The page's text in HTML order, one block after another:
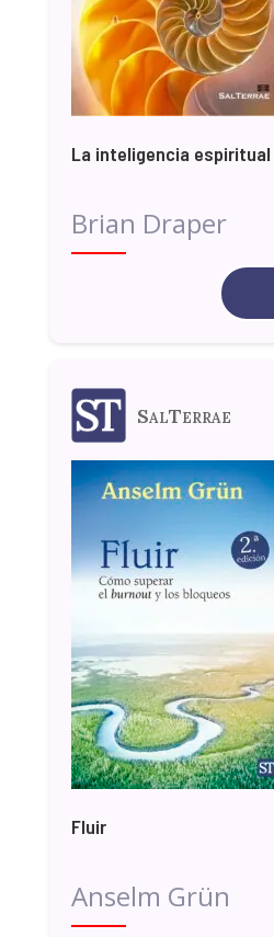
La inteligencia espiritual
Brian Draper
SalTerrae
Fluir
Anselm Grün